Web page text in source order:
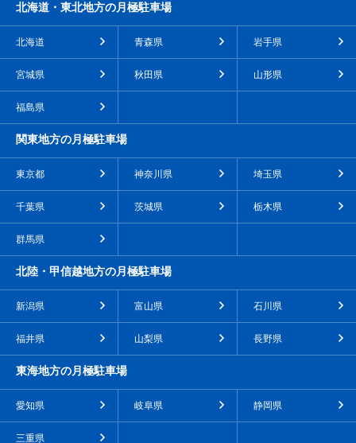
北海道・東北地方の月極駐車場
北海道 青森県 岩手県
宮城県 秋田県 山形県
福島県
関東地方の月極駐車場
東京都 神奈川県 埼玉県
千葉県 茨城県 栃木県
群馬県
北陸・甲信越地方の月極駐車場
新潟県 富山県 石川県
福井県 山梨県 長野県
東海地方の月極駐車場
愛知県 岐阜県 静岡県
三重県